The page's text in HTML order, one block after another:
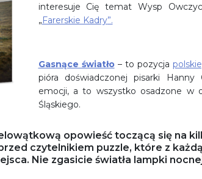
interesuje Cię temat Wysp
„ Farerskie Kadry”.
Gasnące światło– to pozycja
pióra doświadczonej pisarki Hanny
emocji, a to wszystko osadzone w
Śląskiego.
opowieść toczącą się na
czytelnikiem puzzle, które z
Nie zgasicie światła lampki